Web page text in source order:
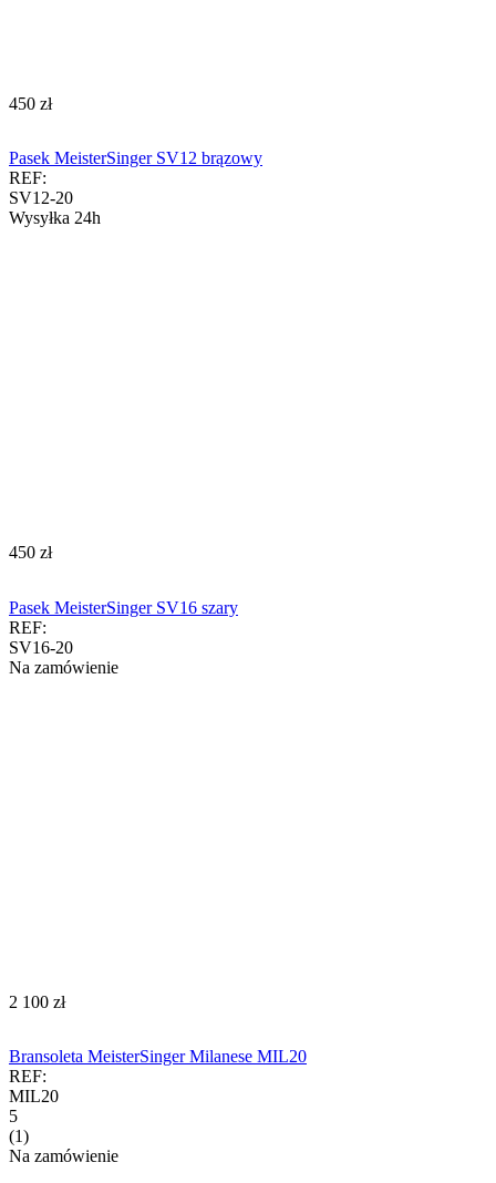
‍450‍ zł
Pasek MeisterSinger SV12 brązowy
REF:
SV12-20
Wysyłka 24h
‍450‍ zł
Pasek MeisterSinger SV16 szary
REF:
SV16-20
Na zamówienie
‍2 100‍ zł
Bransoleta MeisterSinger Milanese MIL20
REF:
MIL20
5
(1)
Na zamówienie